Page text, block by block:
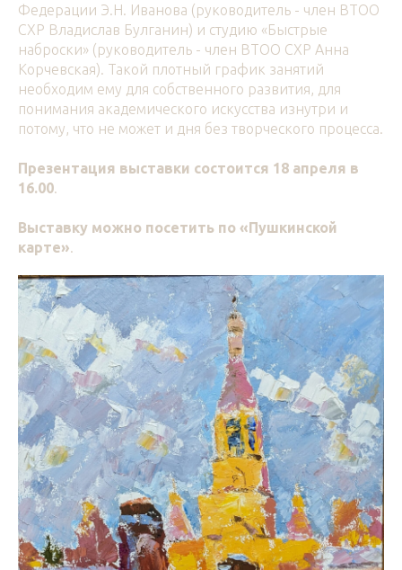
Федерации Э.Н. Иванова (руководитель - член ВТОО
СХР Владислав Булганин) и студию «Быстрые
наброски» (руководитель - член ВТОО СХР Анна
Корчевская). Такой плотный график занятий
необходим ему для собственного развития, для
понимания академического искусства изнутри и
потому, что не может и дня без творческого процесса.
Презентация выставки состоится 18 апреля в
16.00.
Выставку можно посетить по «Пушкинской
карте».